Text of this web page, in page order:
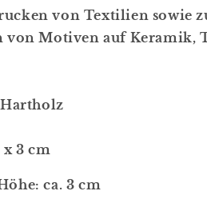
von Textilien sowie
von Motiven auf Keramik,
x 3 cm
ca. 3 cm